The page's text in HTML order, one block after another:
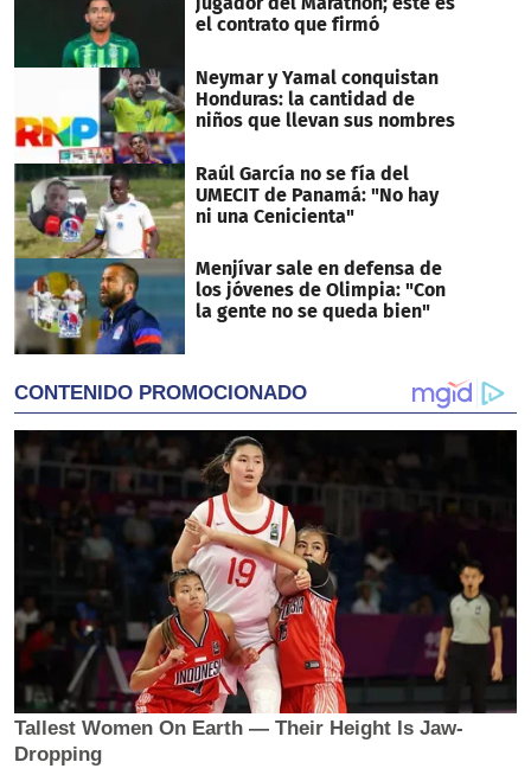
el contrato que firmó
Neymar y Yamal conquistan
Honduras: la cantidad de
niños que llevan sus nombres
Raúl García no se fía del
UMECIT de Panamá: "No hay
ni una Cenicienta"
Menjívar sale en defensa de
los jóvenes de Olimpia: "Con
la gente no se queda bien"